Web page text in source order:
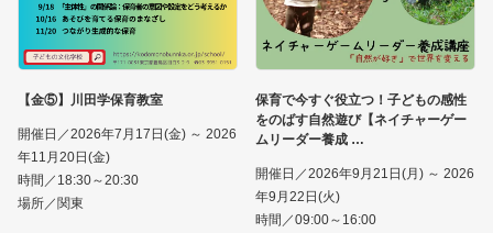
【金⑤】川田学保育教室
開催日／2026年7月17日(金) ～ 2026
年11月20日(金)
時間／18:30～20:30
場所／関東
保育で今すぐ役立つ！子どもの感性
をのばす自然遊び【ネイチャーゲー
ムリーダー養成
開催日／2026年9月21日(月) ～ 2026
年9月22日(火)
時間／09:00～16:00